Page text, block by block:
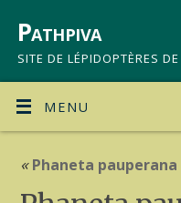
Pathpiva
SITE DE LÉPIDOPTÈRES
MENU
«Phaneta pauperana